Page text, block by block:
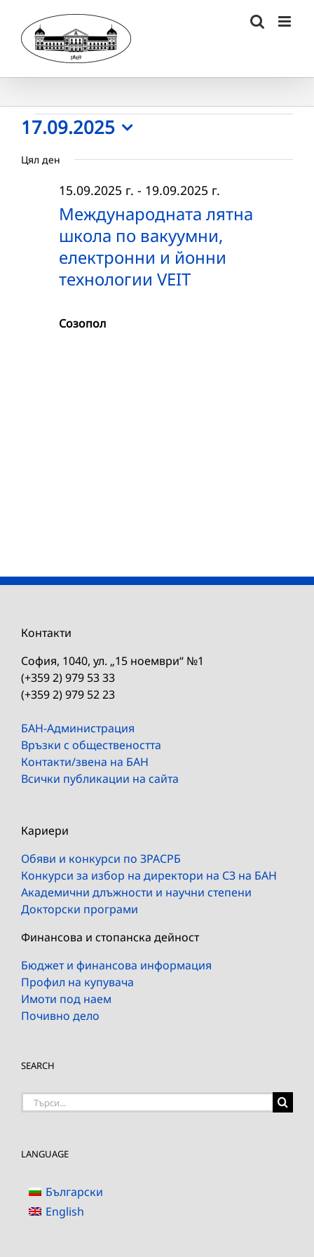
content
Събития
for
17.09.2025
17.09.2025
date.
Цял ден
Международната лятна
школа по вакуумни,
електронни и йонни
технологии VEIT
15.09.2025 г. - 19.09.2025 г.
Созопол
Контакти
София, 1040, ул. „15 ноември“ №1
(+359 2) 979 53 33
(+359 2) 979 52 23
БАН-Администрация
Връзки с обществеността
Контакти/звена на БАН
Всички публикации на сайта
Кариери
Обяви и конкурси по ЗРАСРБ
Конкурси за избор на директори на СЗ на БАН
Академични длъжности и научни степени
Докторски програми
Финансова и стопанска дейност
Бюджет и финансова информация
Профил на купувача
Имоти под наем
Почивно дело
SEARCH
Търсене
LANGUAGE
Български
English